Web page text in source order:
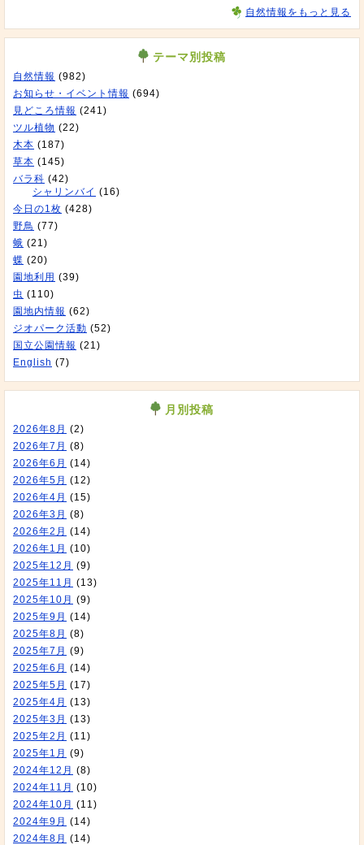
自然情報をもっと見る
テーマ別投稿
自然情報 (982)
お知らせ・イベント情報 (694)
見どころ情報 (241)
ツル植物 (22)
木本 (187)
草本 (145)
バラ科 (42)
シャリンバイ (16)
今日の1枚 (428)
野鳥 (77)
蛾 (21)
蝶 (20)
園地利用 (39)
虫 (110)
園地内情報 (62)
ジオパーク活動 (52)
国立公園情報 (21)
English (7)
月別投稿
2026年8月 (2)
2026年7月 (8)
2026年6月 (14)
2026年5月 (12)
2026年4月 (15)
2026年3月 (8)
2026年2月 (14)
2026年1月 (10)
2025年12月 (9)
2025年11月 (13)
2025年10月 (9)
2025年9月 (14)
2025年8月 (8)
2025年7月 (9)
2025年6月 (14)
2025年5月 (17)
2025年4月 (13)
2025年3月 (13)
2025年2月 (11)
2025年1月 (9)
2024年12月 (8)
2024年11月 (10)
2024年10月 (11)
2024年9月 (14)
2024年8月 (14)